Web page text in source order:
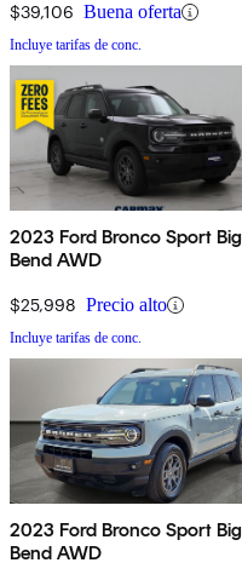
$39,106 Buena oferta
Incluye tarifas de conc.
2023 Ford Bronco Sport Big
Bend AWD
$25,998 Precio alto
Incluye tarifas de conc.
2023 Ford Bronco Sport Big
Bend AWD